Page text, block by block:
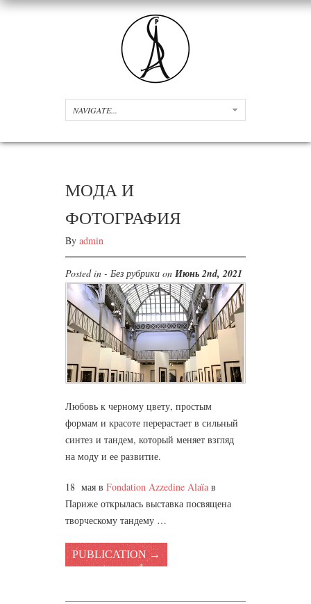
МOДА И
ФОТОГРАФИЯ
By admin
Posted in - Без рубрики on Июнь 2nd, 2021
Любовь к черному цвету, простым
формам и красоте перерастает в сильный
синтез и тандем, который меняет взгляд
на моду и ее развитие.
18 мая в Fondation Azzedine Alaïa в
Париже открылась выставка посвящена
творческому тандему …
PUBLICATION →